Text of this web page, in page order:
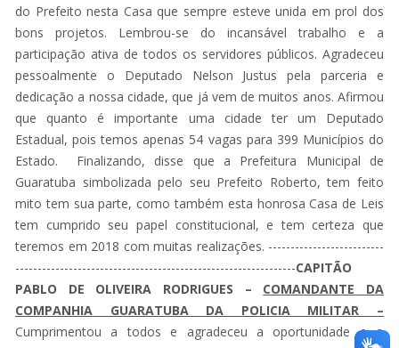
do Prefeito nesta Casa que sempre esteve unida em prol dos
bons projetos. Lembrou-se do incansável trabalho e a
participação ativa de todos os servidores públicos. Agradeceu
pessoalmente o Deputado Nelson Justus pela parceria e
dedicação a nossa cidade, que já vem de muitos anos. Afirmou
que quanto é importante uma cidade ter um Deputado
Estadual, pois temos apenas 54 vagas para 399 Municípios do
Estado. Finalizando, disse que a Prefeitura Municipal de
Guaratuba simbolizada pelo seu Prefeito Roberto, tem feito
mito tem sua parte, como também esta honrosa Casa de Leis
tem cumprido seu papel constitucional, e tem certeza que
teremos em 2018 com muitas realizações. --------------------------
---------------------------------------------------------------CAPITÃO
PABLO DE OLIVEIRA RODRIGUES – COMANDANTE DA
COMPANHIA GUARATUBA DA POLICIA MILITAR –
Cumprimentou a todos e agradeceu a oportunidade e o